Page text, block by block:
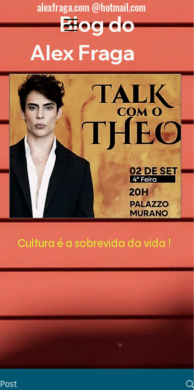
Cultura é a sobrevida da vida !
Blog do
Alex Fraga
alexfraga.com @hotmail.com
Post